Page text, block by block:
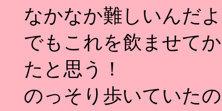
なかなか難しいんだ
でもこれを飲ませて
たと思う！
のっそり歩いていた